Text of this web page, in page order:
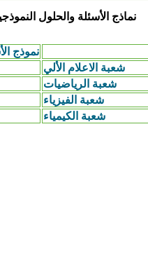
نماذج الأسئلة والحلول النموذجية لمسابقة
نموذج
شعبة الاعلام الألي
شعبة الرياضيات
شعبة الفيزياء
شعبة الكيمياء